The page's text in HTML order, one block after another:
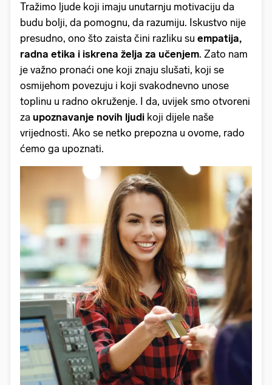
Tražimo ljude koji imaju unutarnju motivaciju da
budu bolji, da pomognu, da razumiju. Iskustvo nije
presudno, ono što zaista čini razliku su empatija,
radna etika i iskrena želja za učenjem. Zato nam
je važno pronaći one koji znaju slušati, koji se
osmijehom povezuju i koji svakodnevno unose
toplinu u radno okruženje. I da, uvijek smo otvoreni
za upoznavanje novih ljudi koji dijele naše
vrijednosti. Ako se netko prepozna u ovome, rado
ćemo ga upoznati.